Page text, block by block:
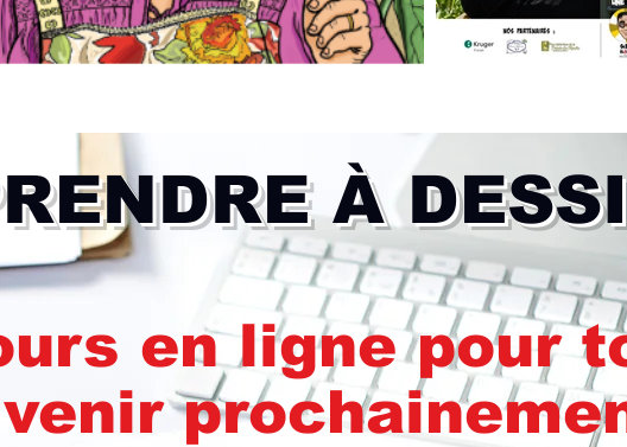
À
en ligne pour